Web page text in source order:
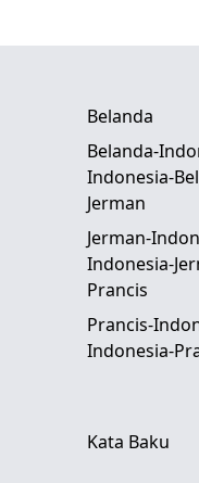
Belanda
Belanda-
Indonesia-
Jerman
Jerman-
Indonesia-
Prancis
Prancis-
Indonesia-
Kata Baku